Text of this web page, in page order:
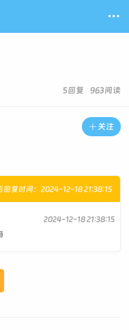

5回复 963阅读
 关注
回复时间：2024-12-18 21:38:15
2024-12-18 21:38:15